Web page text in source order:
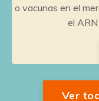
o vacunas en el
el
Ver